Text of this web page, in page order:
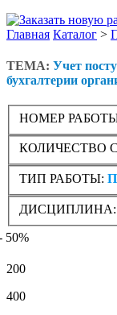
Главная Каталог >
ТЕМА: Учет
бухгалтерии
НОМЕР
КОЛИЧЕСТВО
ТИП РАБОТЫ:
ДИСЦИПЛИНА:
50%
200
400